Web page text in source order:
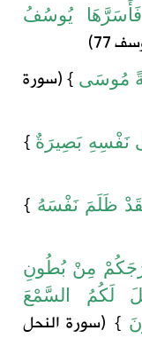
فَأَسَرَّهَا
يُوسُفُ
مُوسَى } (سورة
نَفْسِهِ بَصِيرَةٌ }
ظَلَمَ نَفْسَهُ }
مِنْ بُطُونِ
لَكُمُ
السَّمْعَ
} (سورة النحل